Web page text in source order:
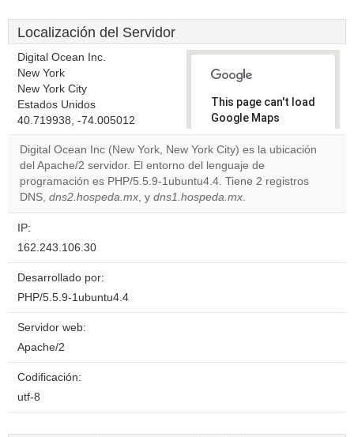
Localización del Servidor
Digital Ocean Inc.
New York
New York City
Estados Unidos
40.719938, -74.005012
This page can't load
Google Maps
correctly.
Do you
own this
website?
OK
Digital Ocean Inc (New York, New York City) es la ubicación
del Apache/2 servidor. El entorno del lenguaje de
programación es PHP/5.5.9-1ubuntu4.4. Tiene 2 registros
DNS, dns2.hospeda.mx, y dns1.hospeda.mx.
IP:
162.243.106.30
Desarrollado por:
PHP/5.5.9-1ubuntu4.4
Servidor web:
Apache/2
Codificación:
utf-8